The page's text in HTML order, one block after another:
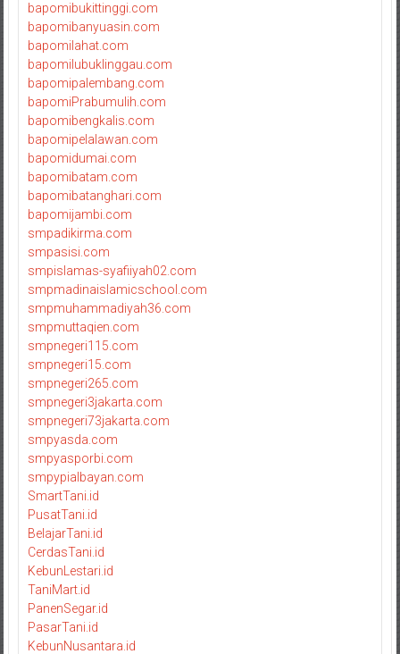
bapomibukittinggi.com
bapomibanyuasin.com
bapomilahat.com
bapomilubuklinggau.com
bapomipalembang.com
bapomiPrabumulih.com
bapomibengkalis.com
bapomipelalawan.com
bapomidumai.com
bapomibatam.com
bapomibatanghari.com
bapomijambi.com
smpadikirma.com
smpasisi.com
smpislamas-syafiiyah02.com
smpmadinaislamicschool.com
smpmuhammadiyah36.com
smpmuttaqien.com
smpnegeri115.com
smpnegeri15.com
smpnegeri265.com
smpnegeri3jakarta.com
smpnegeri73jakarta.com
smpyasda.com
smpyasporbi.com
smpypialbayan.com
SmartTani.id
PusatTani.id
BelajarTani.id
CerdasTani.id
KebunLestari.id
TaniMart.id
PanenSegar.id
PasarTani.id
KebunNusantara.id